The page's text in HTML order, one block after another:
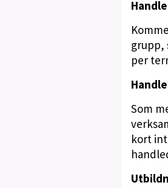
grupp,
per
Som
kort